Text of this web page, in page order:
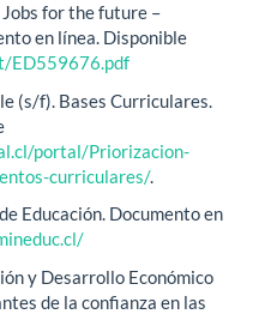
for the future –
en línea. Disponible
ED559676.pdf
(s/f). Bases Curriculares.
portal/Priorizacion-
curriculares/.
Educación. Documento en
y Desarrollo Económico
de la confianza en las